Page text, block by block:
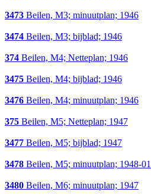
3473 Beilen, M3; minuutplan; 1946
3474 Beilen, M3; bijblad; 1946
374 Beilen, M4; Netteplan; 1946
3475 Beilen, M4; bijblad; 1946
3476 Beilen, M4; minuutplan; 1946
375 Beilen, M5; Netteplan; 1947
3477 Beilen, M5; bijblad; 1947
3478 Beilen, M5; minuutplan; 1948-01
3480 Beilen, M6; minuutplan; 1947